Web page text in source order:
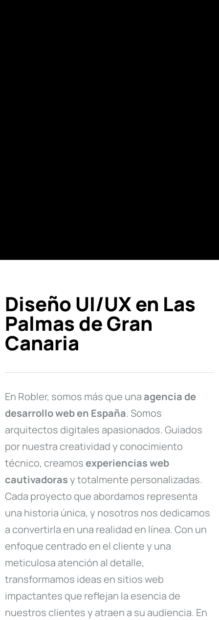
Diseño UI/UX en Las
Palmas de Gran
Canaria
En Robler, somos más que una agencia de
desarrollo web en España. Somos
arquitectos digitales apasionados. Guiados
por nuestra creatividad y conocimiento
técnico, creamos experiencias web
cautivadorasy totalmente personalizadas.
Cada proyecto que abordamos representa
una historia única, y nosotros nos dedicamos
a convertirla en una realidad en línea. Con un
enfoque centrado en el cliente y una
meticulosa atención al detalle,
transformamos ideas en sitios web
impactantes que reflejan la esencia de
nuestros clientes y atraen a su audiencia. En